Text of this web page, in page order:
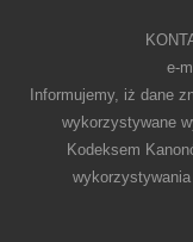
e-
Informujemy, iż dane
wykorzystywane
Kodeksem